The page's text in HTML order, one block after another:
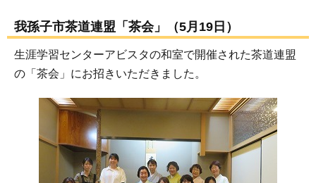
我孫子市茶道連盟「茶会」（5月19日）
生涯学習センターアビスタの和室で開催された茶道連盟
の「茶会」にお招きいただきました。